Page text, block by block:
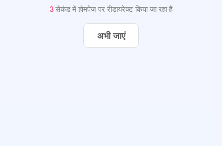
3 सेकंड में होमपेज पर रीडायरेक्ट किया जा रहा है
अभी जाएं